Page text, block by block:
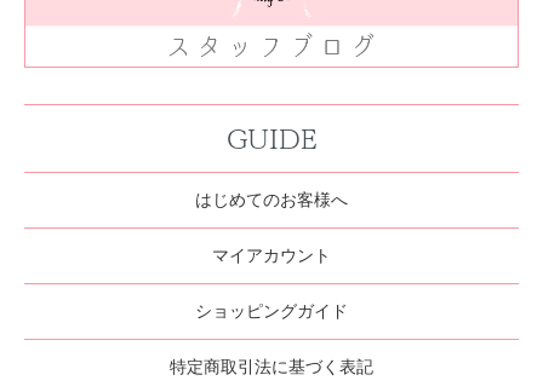
GUIDE
はじめてのお客様へ
マイアカウント
ショッピングガイド
特定商取引法に基づく表記